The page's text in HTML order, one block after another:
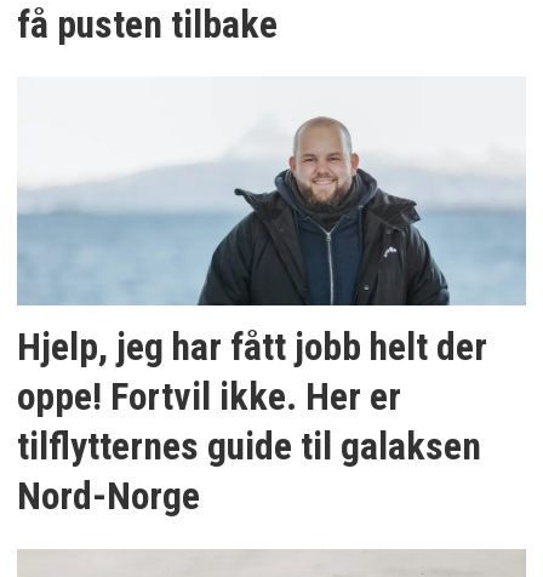
få pusten tilbake
Hjelp, jeg har fått jobb helt der
oppe! Fortvil ikke. Her er
tilflytternes guide til galaksen
Nord-Norge